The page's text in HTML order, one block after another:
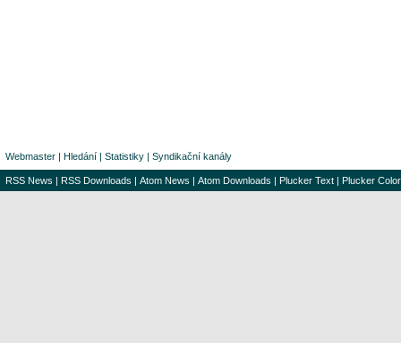
Webmaster | Hledání | Statistiky | Syndikační kanály
RSS News | RSS Downloads | Atom News | Atom Downloads | Plucker Text | Plucker Color